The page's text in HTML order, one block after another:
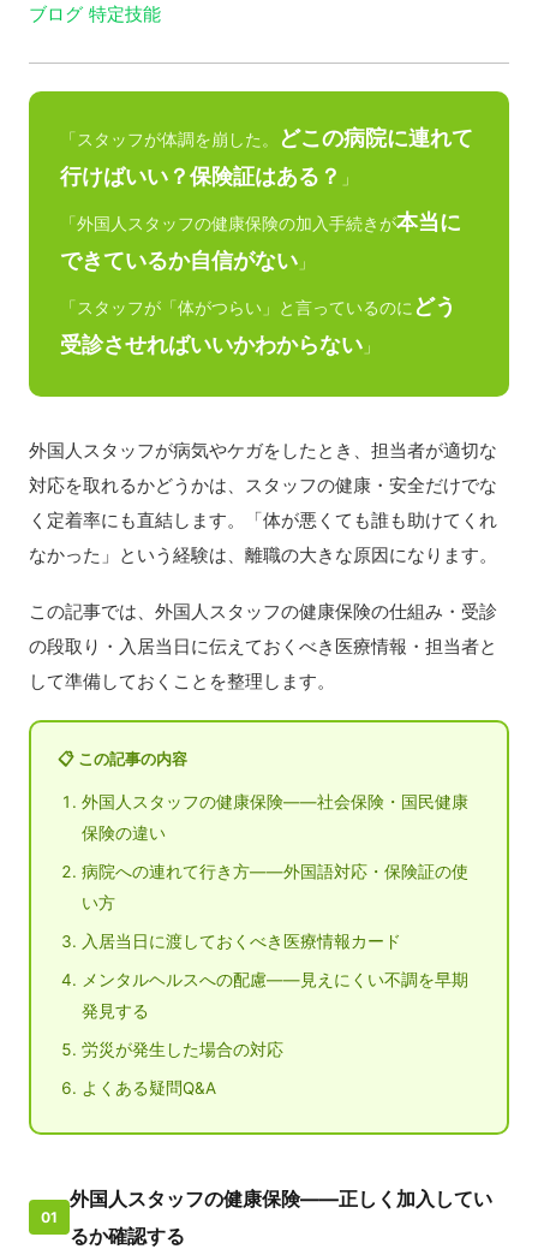
ブログ 特定技能
「スタッフが体調を崩した。
どこの病院に連れて
行けばいい？保険証はある？ 」
「外国人スタッフの健康保険の加入手続きが本当に
できているか自信がない 」
「スタッフが「体がつらい」と言っているのに どう
受診させればいいかわからない 」
外国人スタッフが病気やケガをしたとき、担当者が適切な
対応を取れるかどうかは、スタッフの健康・安全だけでな
く定着率にも直結します。「体が悪くても誰も助けてくれ
なかった」という経験は、離職の大きな原因になります。
この記事では、外国人スタッフの健康保険の仕組み・受診
の段取り・入居当日に伝えておくべき医療情報・担当者と
して準備しておくことを整理します。
📋 この記事の内容
外国人スタッフの健康保険——社会保険・国民健康
保険の違い
病院への連れて行き方——外国語対応・保険証の使
い方
入居当日に渡しておくべき医療情報カード
メンタルヘルスへの配慮——見えにくい不調を早期
発見する
労災が発生した場合の対応
よくある疑問Q&A
01
外国人スタッフの健康保険——正しく加入してい
るか確認する